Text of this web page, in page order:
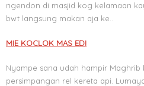
ngendon di masjid kog kelamaan
bwt langsung makan aja ke..
MIE KOCLOK MAS EDI
Nyampe sana udah hampir
persimpangan rel kereta api.